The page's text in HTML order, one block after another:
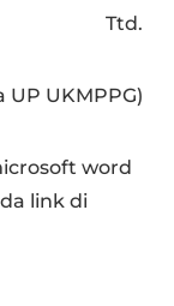
Ttd.
UKMPPG)
word
link di